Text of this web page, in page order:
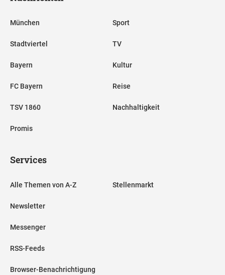
München
Stadtviertel
Bayern
FC Bayern
TSV 1860
Promis
Sport
TV
Kultur
Reise
Nachhaltigkeit
Services
Alle Themen von A-Z
Newsletter
Messenger
RSS-Feeds
Browser-Benachrichtigung
Stellenmarkt